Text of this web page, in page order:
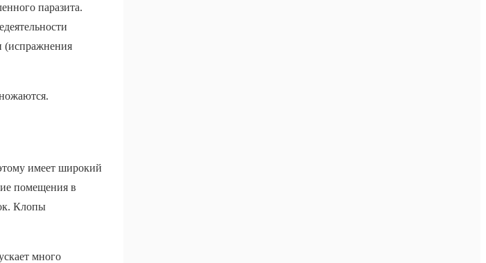
паразита.
(испражнения
имеет широкий
помещения в
Клопы
много